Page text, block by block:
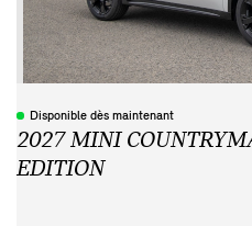
Disponible dès maintenant
2027 MINI
EDITION